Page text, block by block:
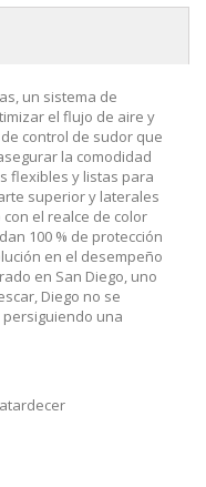
un sistema de
el flujo de aire y
control de sudor que
la comodidad
flexibles y listas para
superior y laterales
el realce de color
100 % de protección
en el desempeño
en San Diego, uno
Diego no se
una